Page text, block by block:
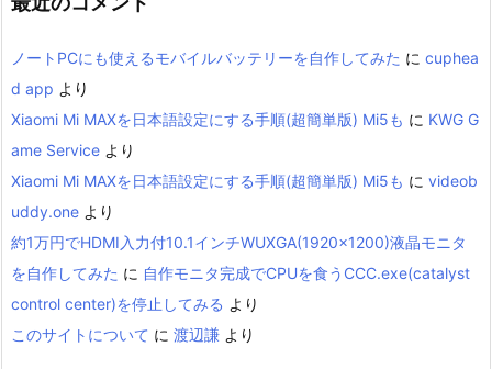
ノートPCにも使えるモバイルバッテリーを自作してみた に cuphea
d app より
Xiaomi Mi MAXを日本語設定にする手順(超簡単版) Mi5も に KWG G
ame Service より
Xiaomi Mi MAXを日本語設定にする手順(超簡単版) Mi5も に videob
uddy.one より
約1万円でHDMI入力付10.1インチWUXGA(1920×1200)液晶モニタ
を自作してみた に 自作モニタ完成でCPUを食うCCC.exe(catalyst
control center)を停止してみる より
このサイトについて に 渡辺謙 より